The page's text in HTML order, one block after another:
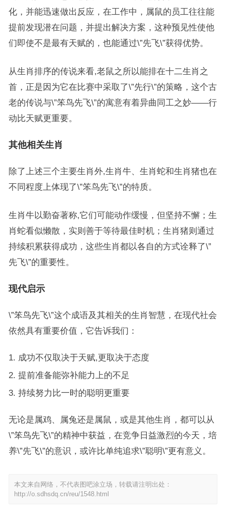
化，并能迅速做出反应，在工作中，属鼠的员工往往能
提前发现潜在问题，并提出解决方案，这种预见性使他
们即使不是最有天赋的，也能通过\”先飞\”获得优势。
从生肖排序的传说来看,老鼠之所以能排在十二生肖之
首，正是因为它在比赛中采取了\”先行\”的策略，这个古
老的传说与\”笨鸟先飞\”的寓意有着异曲同工之妙——行
动比天赋更重要。
其他相关生肖
除了上述三个主要生肖外,生肖牛、生肖蛇和生肖猪也在
不同程度上体现了\”笨鸟先飞\”的特质。
生肖牛以勤奋著称,它们可能动作缓慢，但坚持不懈；生
肖蛇看似懒散，实则善于等待最佳时机；生肖猪则通过
持续积累获得成功，这些生肖都以各自的方式诠释了\”
先飞\”的重要性。
现代启示
\”笨鸟先飞\”这个成语及其相关的生肖智慧，在现代社会
依然具有重要价值，它告诉我们：
成功不仅取决于天赋,更取决于态度
提前准备能弥补能力上的不足
持续努力比一时的聪明更重要
无论是属鸡、属兔还是属鼠，或是其他生肖，都可以从
\”笨鸟先飞\”的精神中获益，在竞争日益激烈的今天，培
养\”先飞\”的意识，或许比单纯追求\”聪明\”更有意义。
本文来自网络，不代表图吧涂立场，转载请注明出处：
http://o.sdhsdq.cn/reu/1548.html